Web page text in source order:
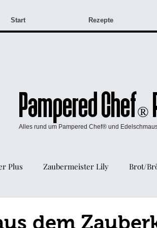
Start Rezepte
Plus Zaubermeister Lily Brot/
dem
Alles rund um Pampered Chef® und
Pampered Chef®